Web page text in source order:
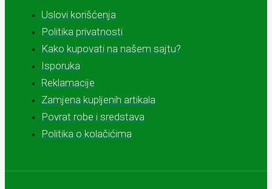
Uslovi korišćenja
Politika privatnosti
Kako kupovati na našem sajtu?
Isporuka
Reklamacije
Zamjena kupljenih artikala
Povrat robe i sredstava
Politika o kolačićima